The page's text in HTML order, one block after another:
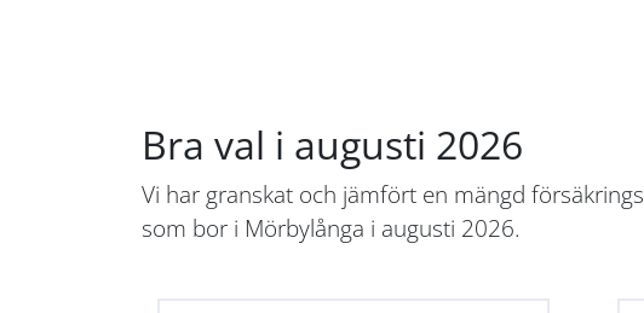
Bra val i augusti 2026
Vi har granskat och jämfört en mängd
som bor i Mörbylånga i augusti 2026.